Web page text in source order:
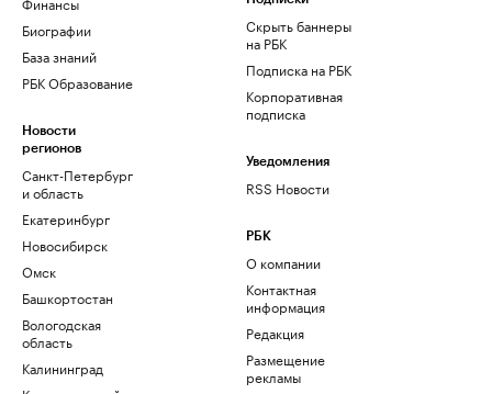
Биографии
База знаний
РБК Образование
Новости
регионов
Санкт-Петербург
и область
Екатеринбург
Новосибирск
Омск
Башкортостан
Вологодская
область
Калининград
Скрыть баннеры
на РБК
Подписка на РБК
Корпоративная
подписка
Уведомления
RSS Новости
РБК
О компании
Контактная
информация
Редакция
Размещение
рекламы